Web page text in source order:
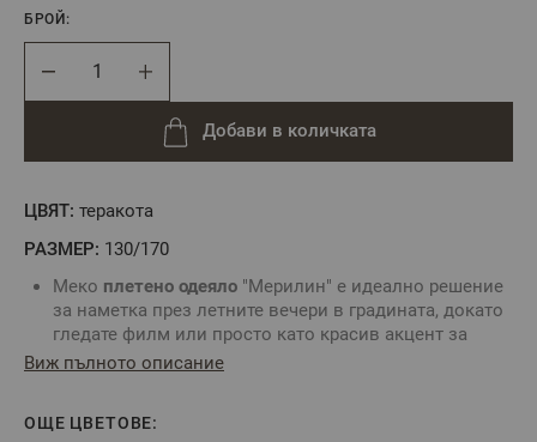
ЦВЯТ: теракота
РАЗМЕР: 130/170
Меко плетено одеяло "Мерилин" е идеално решение
за наметка през летните вечери в градината, докато
гледате филм или просто като красив акцент за
диван, фотьойл или спалня.
приятно усещане за комфорт.
Виж пълното описание
ОЩЕ ЦВЕТОВЕ:
БРОЙ:
Добави в количката